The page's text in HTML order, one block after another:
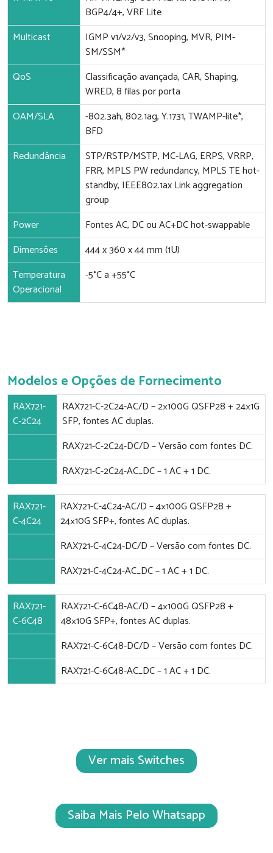
BGP4/4+, VRF Lite
Multicast
IGMP v1/v2/v3, Snooping, MVR, PIM-
SM/SSM*
QoS
Classificação avançada, CAR, Shaping,
WRED, 8 filas por porta
OAM/SLA
-802.3ah, 802.1ag, Y.1731, TWAMP-lite*,
BFD
Redundância
STP/RSTP/MSTP, MC-LAG, ERPS, VRRP,
FRR, MPLS PW redundancy, MPLS TE hot-
standby, IEEE802.1ax Link aggregation
group
Power
Fontes AC, DC ou AC+DC hot-swappable
Dimensões
444 x 360 x 44 mm (1U)
Temperatura
Operacional
-5°C a +55°C
Modelos e Opções de Fornecimento
RAX721-
C-2C24
RAX721-C-2C24-AC/D – 2×100G QSFP28 + 24×1G
SFP, fontes AC duplas.
RAX721-C-2C24-DC/D – Versão com fontes DC.
RAX721-C-2C24-AC_DC – 1 AC + 1 DC.
RAX721-
C-4C24
RAX721-C-4C24-AC/D – 4×100G QSFP28 +
24×10G SFP+, fontes AC duplas.
RAX721-C-4C24-DC/D – Versão com fontes DC.
RAX721-C-4C24-AC_DC – 1 AC + 1 DC.
RAX721-
C-6C48
RAX721-C-6C48-AC/D – 4×100G QSFP28 +
48×10G SFP+, fontes AC duplas.
RAX721-C-6C48-DC/D – Versão com fontes DC.
RAX721-C-6C48-AC_DC – 1 AC + 1 DC.
Ver mais Switches
Saiba Mais Pelo Whatsapp